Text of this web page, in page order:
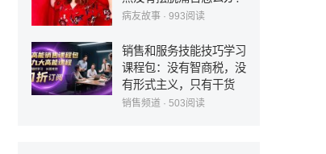
病友故事 · 993阅读
销售和服务技能技巧学习
课程包：没有智商税，没
有形式主义，只有干货
销售频道 · 503阅读